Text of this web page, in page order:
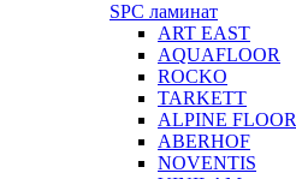
SPC ламинат
ART EAST
AQUAFLOOR
ROCKO
TARKETT
ALPINE FLOOR
ABERHOF
NOVENTIS